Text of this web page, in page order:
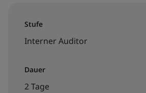
Stufe
Interner Auditor
Dauer
2 Tage